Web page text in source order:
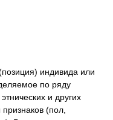
индивида или
по ряду
и других
(пол,